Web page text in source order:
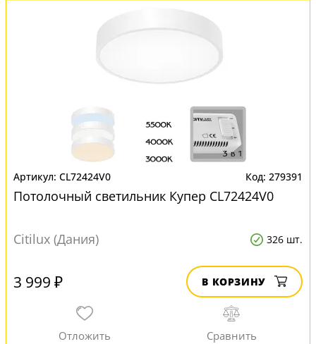
CL72424V0 279391
Потолочный светильник Купер CL72424V0
Citilux (Дания) 326 шт.
3 999 ₽ В КОРЗИНУ